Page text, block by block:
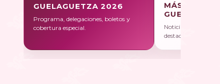
GUELAGUETZA 2026
Programa, delegaciones, boletos y
cobertura especial.
MÁS SOBRE
Noticias, galerías y
destacadas.